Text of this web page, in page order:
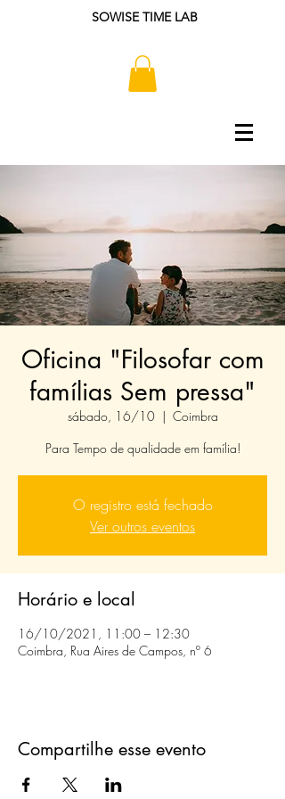
SOWISE TIME LAB
Oficina "Filosofar com
famílias Sem pressa"
sábado, 16/10
  |
Coimbra
Para Tempo de qualidade em família!
O registro está fechado
Ver outros eventos
Horário e local
16/10/2021, 11:00 – 12:30
Coimbra, Rua Aires de Campos, nº 6
Compartilhe esse evento